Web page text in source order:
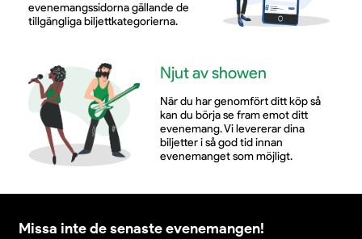
evenemangssidorna gällande de
tillgängliga biljettkategorierna.
Njut av showen
När du har genomfört ditt köp så
kan du börja se fram emot ditt
evenemang. Vi levererar dina
biljetter i så god tid innan
evenemanget som möjligt.
Missa inte de senaste evenemangen!